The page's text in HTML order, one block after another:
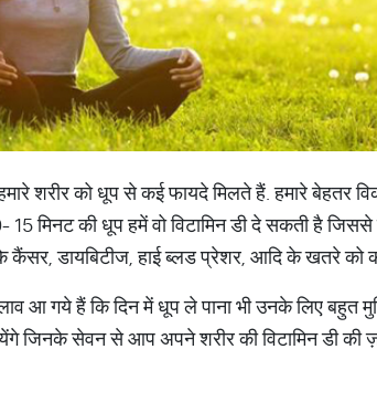
शरीर को धूप से कई फायदे मिलते हैं. हमारे बेहतर
मिनट की धूप हमें वो विटामिन डी दे सकती है जिससे
कैंसर, डायबिटीज, हाई ब्लड प्रेशर, आदि के खतरे
आ गये हैं कि दिन में धूप ले पाना भी उनके लिए बहुत
जिनके सेवन से आप अपने शरीर की विटामिन डी की